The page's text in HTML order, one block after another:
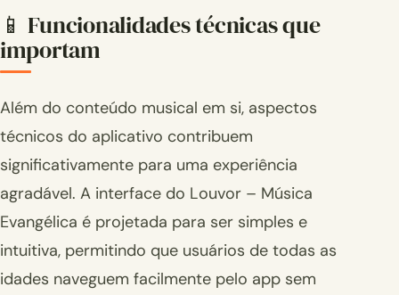
📱 Funcionalidades técnicas que
importam
Além do conteúdo musical em si, aspectos
técnicos do aplicativo contribuem
significativamente para uma experiência
agradável. A interface do Louvor – Música
Evangélica é projetada para ser simples e
intuitiva, permitindo que usuários de todas as
idades naveguem facilmente pelo app sem